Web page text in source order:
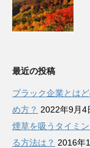
最近の投稿
ブラック企業とは
め方？ 2022年9月4
煙草を吸うタイミ
る方法は？ 2016年